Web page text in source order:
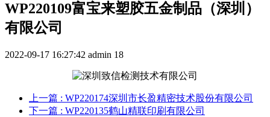
WP220109富宝来塑胶五金制品（深圳）
有限公司
2022-09-17 16:27:42 admin 18
上一篇 : WP220174深圳市长盈精密技术股份有限公司
下一篇 : WP220135鹤山精联印刷有限公司